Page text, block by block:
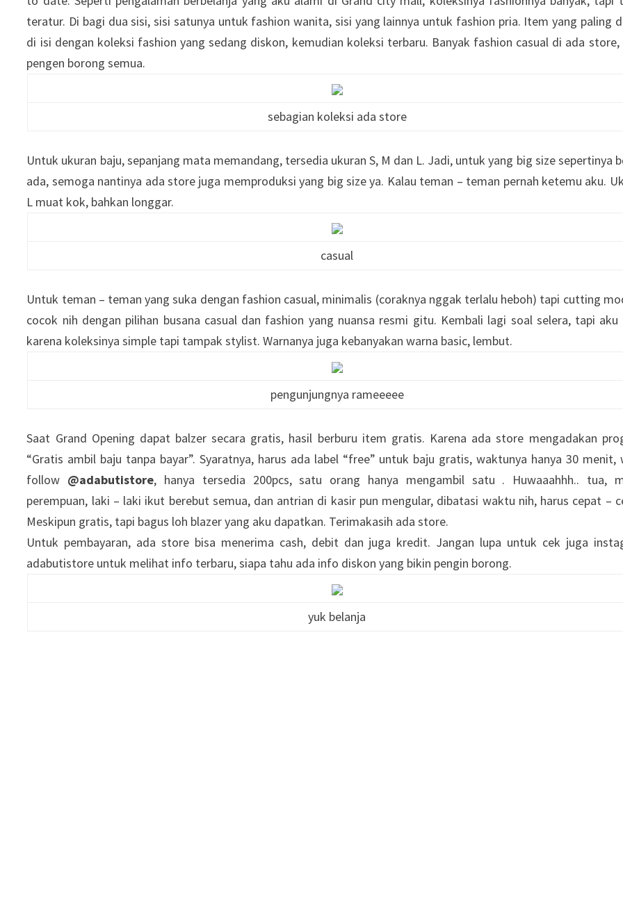
teratur. Di bagi dua sisi, sisi satunya untuk fashion wanita, sisi yang lainnya untuk fashion pria. Item yang paling
di isi dengan koleksi fashion yang sedang diskon, kemudian koleksi terbaru. Banyak fashion casual di ada store,
pengen borong semua.
sebagian koleksi ada store
Untuk ukuran baju, sepanjang mata memandang, tersedia ukuran S, M dan L. Jadi, untuk yang big size sepertinya
ada, semoga nantinya ada store juga memproduksi yang big size ya. Kalau teman – teman pernah ketemu aku.
L muat kok, bahkan longgar.
casual
Untuk teman – teman yang suka dengan fashion casual, minimalis (coraknya nggak terlalu heboh) tapi cutting
cocok nih dengan pilihan busana casual dan fashion yang nuansa resmi gitu. Kembali lagi soal selera, tapi aku
karena koleksinya simple tapi tampak stylist. Warnanya juga kebanyakan warna basic, lembut.
pengunjungnya rameeeee
Saat Grand Opening dapat balzer secara gratis, hasil berburu item gratis. Karena ada store mengadakan
“Gratis ambil baju tanpa bayar”. Syaratnya, harus ada label “free” untuk baju gratis, waktunya hanya 30 menit,
follow @adabutistore, hanya tersedia 200pcs, satu orang hanya mengambil satu . Huwaaahhh.. tua,
perempuan, laki – laki ikut berebut semua, dan antrian di kasir pun mengular, dibatasi waktu nih, harus cepat –
Meskipun gratis, tapi bagus loh blazer yang aku dapatkan. Terimakasih ada store.
Untuk pembayaran, ada store bisa menerima cash, debit dan juga kredit. Jangan lupa untuk cek juga
adabutistore untuk melihat info terbaru, siapa tahu ada info diskon yang bikin pengin borong.
yuk belanja